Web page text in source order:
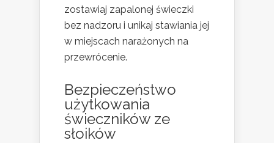
zostawiaj zapalonej świeczki
bez nadzoru i unikaj stawiania jej
w miejscach narażonych na
przewrócenie.
Bezpieczeństwo
użytkowania
świeczników ze
słoików